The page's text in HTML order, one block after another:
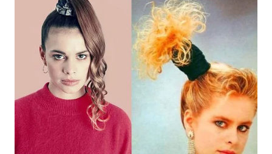
WN
TANGERANG
BINJAI
WN
CIREBON